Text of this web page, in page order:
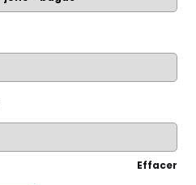
Effacer